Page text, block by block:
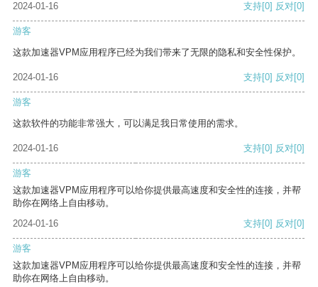
2024-01-16 支持[0] 反对[0]
游客
这款加速器VPM应用程序已经为我们带来了无限的隐私和安全性保护。
2024-01-16 支持[0] 反对[0]
游客
这款软件的功能非常强大，可以满足我日常使用的需求。
2024-01-16 支持[0] 反对[0]
游客
这款加速器VPM应用程序可以给你提供最高速度和安全性的连接，并帮
助你在网络上自由移动。
2024-01-16
支持[0] 反对[0]
游客
这款加速器VPM应用程序可以给你提供最高速度和安全性的连接，并帮
助你在网络上自由移动。